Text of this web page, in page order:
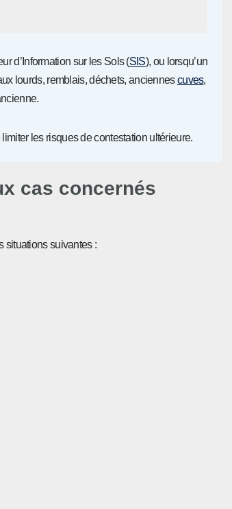
d’Information sur les Sols (SIS), ou lorsqu’un
lourds, remblais, déchets, anciennescuves,
les risques de contestation ultérieure.
cas concernés
situations suivantes :